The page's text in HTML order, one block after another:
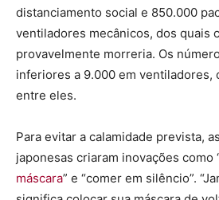
distanciamento social e 850.000
ventiladores mecânicos, dos quais
provavelmente morreria. Os
inferiores a 9.000 em ventiladores,
entre eles.
Para evitar a calamidade prevista,
japonesas criaram inovações como
máscara” e “comer em silêncio”.